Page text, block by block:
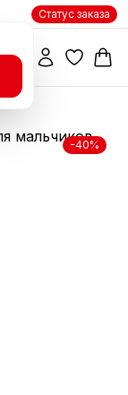
Статус заказа
-40%